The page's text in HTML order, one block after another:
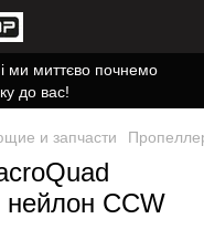
ми миттєво почнемо
до вас!
и запчасти
CCW